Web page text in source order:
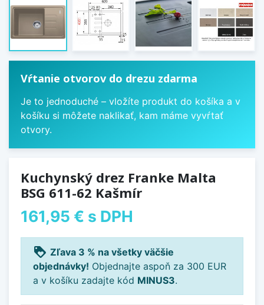
Vŕtanie otvorov do drezu zdarma
Je to jednoduché – vložíte produkt do košíka a v
košíku si môžete naklikať, kam máme vyvŕtať
otvory.
Kuchynský drez Franke Malta
BSG 611-62 Kašmír
161,95 € s DPH
loyalty Zľava 3 % na všetky väčšie
objednávky! Objednajte aspoň za 300 EUR
a v košíku zadajte kód MINUS3.